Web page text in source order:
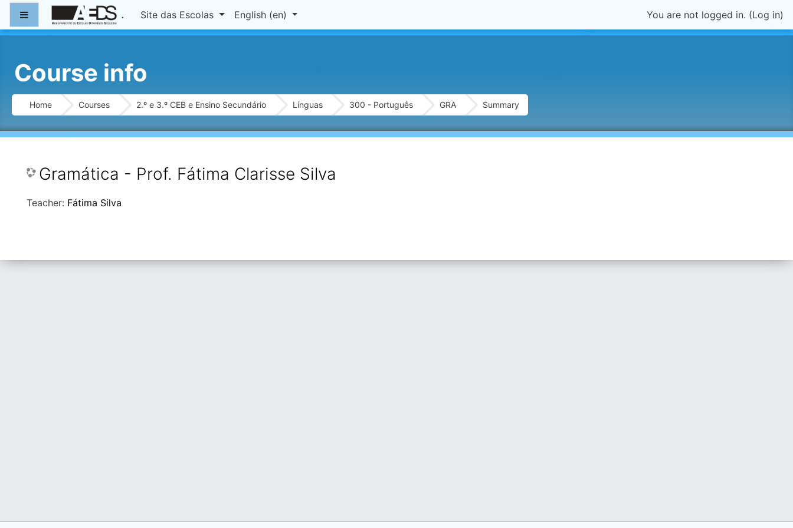
Skip to main content
Side panel . Site das Escolas English ‎(en)‎ You are not logged in. (Log in)
Course info
Home Courses 2.º e 3.º CEB e Ensino Secundário Línguas 300 - Português GRA Summary
Gramática - Prof. Fátima Clarisse Silva
Teacher: Fátima Silva